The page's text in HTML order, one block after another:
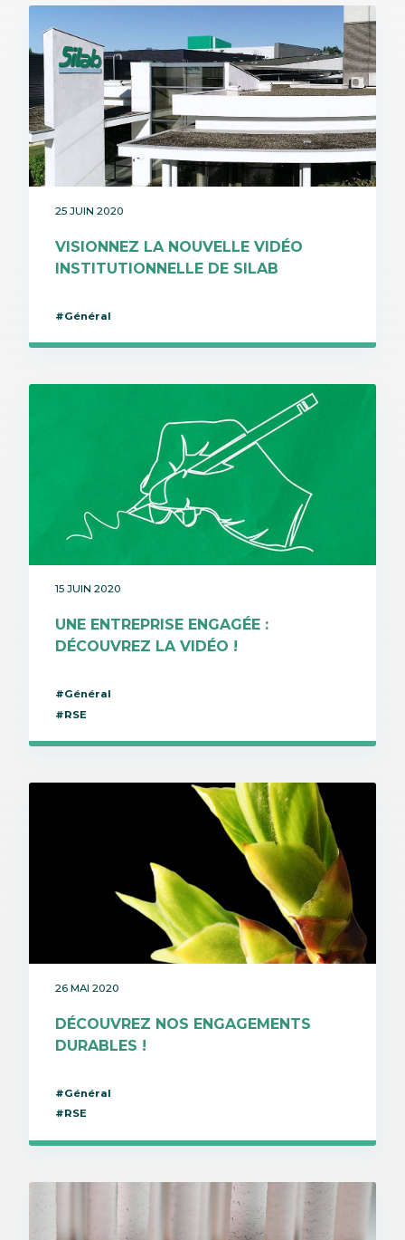
25 JUIN 2020
VISIONNEZ LA NOUVELLE VIDÉO
INSTITUTIONNELLE DE SILAB
#Général
15 JUIN 2020
UNE ENTREPRISE ENGAGÉE :
DÉCOUVREZ LA VIDÉO !
#Général
#RSE
26 MAI 2020
DÉCOUVREZ NOS ENGAGEMENTS
DURABLES !
#Général
#RSE